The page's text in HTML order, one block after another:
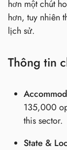
hơn một chút
hơn, tuy nhiên
lịch sử.
Thông tin
135,000
this sector.
State &